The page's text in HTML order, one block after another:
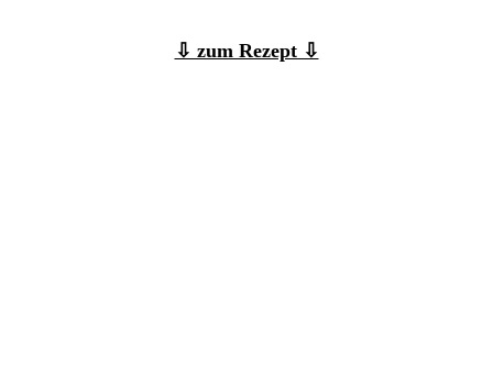
⇩ zum Rezept ⇩